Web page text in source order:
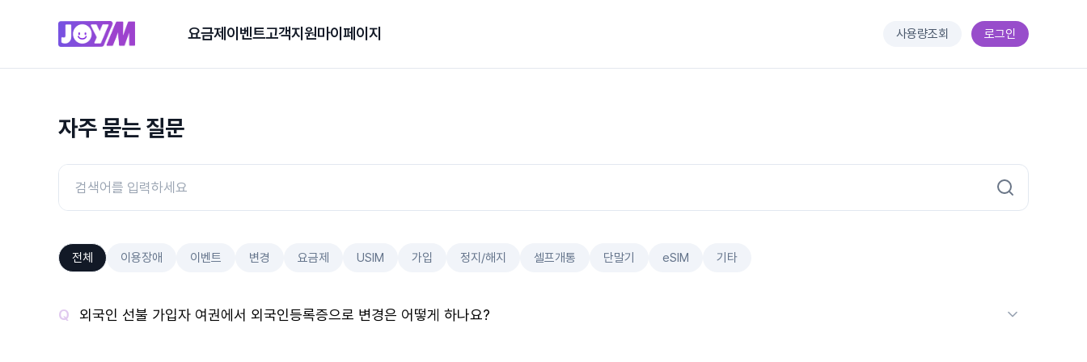
요금제 이벤트고객지원마이페이지 사용량조회 로그인
자주 묻는 질문
전체 이용장애 이벤트 변경 요금제 USIM 가입 정지/해지 셀프개통 단말기 eSIM 기타
외국인 선불 가입자 여권에서 외국인등록증으로 변경은 어떻게 하나요?